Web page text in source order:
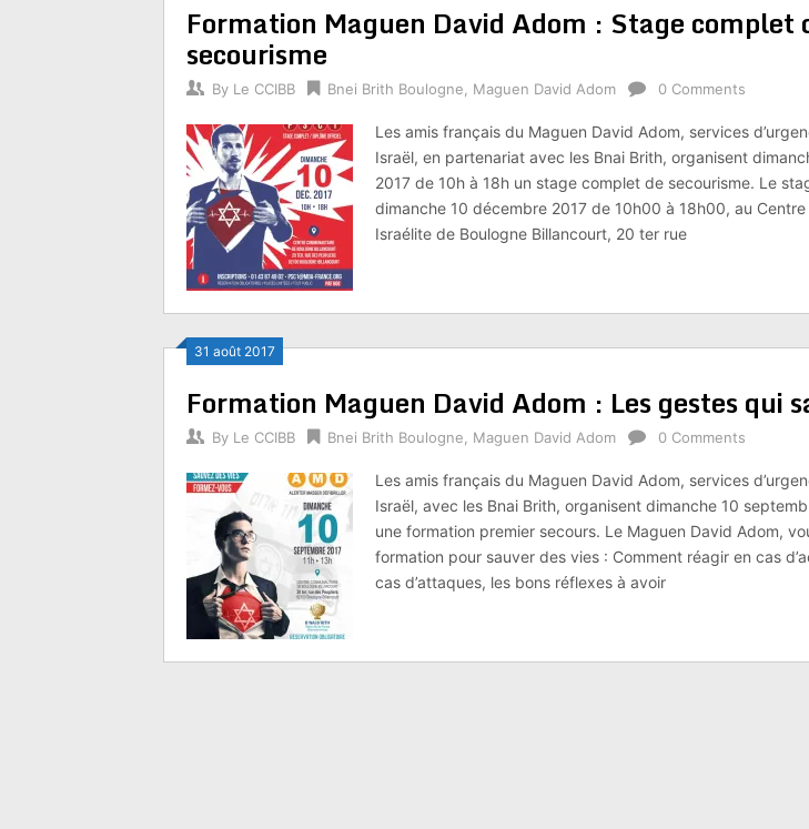
Formation Maguen David Adom : Stage complet
secourisme
By Le CCIBB Bnei Brith Boulogne Maguen David Adom 0 Comments
Les amis français du Maguen David Adom, services
Israël, en partenariat avec les Bnai Brith, organisent
2017 de 10h à 18h un stage complet de secourisme. Le
dimanche 10 décembre 2017 de 10h00 à 18h00, au
Israélite de Boulogne Billancourt, 20 ter rue
31 août 2017
Formation Maguen David Adom : Les gestes qui
By Le CCIBB Bnei Brith Boulogne Maguen David Adom 0 Comments
Les amis français du Maguen David Adom, services
Israël, avec les Bnai Brith, organisent dimanche 10
une formation premier secours. Le Maguen David Adom,
formation pour sauver des vies : Comment réagir en cas
cas d’attaques, les bons réflexes à avoir